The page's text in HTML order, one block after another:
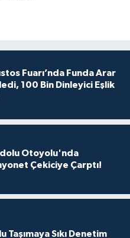
Fuarı’nda Funda Arar
100 Bin Dinleyici Eşlik
Otoyolu'nda
Çekiciye Çarptı!
Taşımaya Sıkı Denetim